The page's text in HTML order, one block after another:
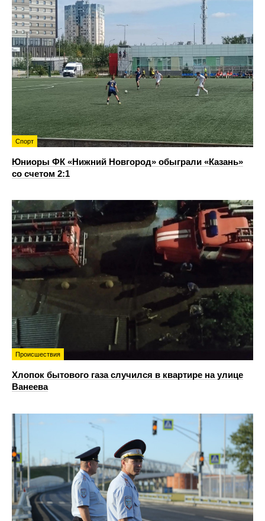
Спорт
Юниоры ФК «Нижний Новгород» обыграли «Казань»
со счетом 2:1
Происшествия
Хлопок бытового газа случился в квартире на улице
Ванеева